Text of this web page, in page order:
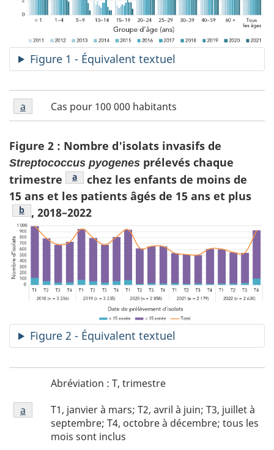
Figure 1 - Équivalent textuel
Figure
1
de
bas
de
page
a
Cas pour 100 000 habitants
Figure 1 retour à la référence de la note de bas
a referrer
Figure 2 : Nombre d'isolats invasifs de
Streptococcus pyogenes prélevés chaque
trimestre
Figure 2 note de bas de page
a
chez les enfants de moins de
15 ans et les patients âgés de 15 ans et plus
Figure 2 note de bas de page
b , 2018–2022
Figure 2 - Équivalent textuel
abréviation
Abréviation : T, trimestre
Figure
2
T1, janvier à mars; T2, avril à juin; T3, juillet à
septembre; T4, octobre à décembre; tous les
mois sont inclus
Figure 2 retour à la référence de la note de bas
a referrer